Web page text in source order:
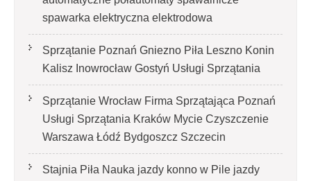
spawarka elektryczna elektrodowa
Sprzątanie Poznań Gniezno Piła Leszno Konin
Kalisz Inowrocław Gostyń Usługi Sprzątania
Sprzątanie Wrocław Firma Sprzątająca Poznań
Usługi Sprzątania Kraków Mycie Czyszczenie
Warszawa Łódź Bydgoszcz Szczecin
Stajnia Piła Nauka jazdy konno w Pile jazdy